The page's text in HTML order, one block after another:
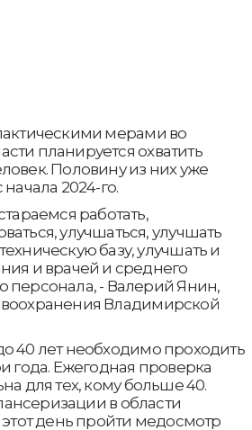
мерами во
планируется охватить
Половину из них уже
2024-го.
работать,
улучшаться, улучшать
базу, улучшать и
и врачей и среднего
персонала, - Валерий Янин,
Владимирской
40 лет необходимо проходить
года. Ежегодная проверка
для тех, кому больше 40.
в области
день пройти медосмотр